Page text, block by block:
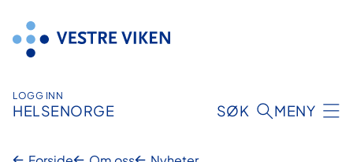
innhold
LOGG INN
HELSENORGE SØK MENY